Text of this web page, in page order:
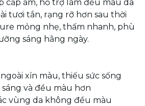
cấp ẩm, hỗ trợ làm đều màu da
tươi tắn, rạng rỡ hơn sau thời
mỏng nhẹ, thấm nhanh, phù
sáng hằng ngày.
xỉn màu, thiếu sức sống
và đều màu hơn
vùng da không đều màu